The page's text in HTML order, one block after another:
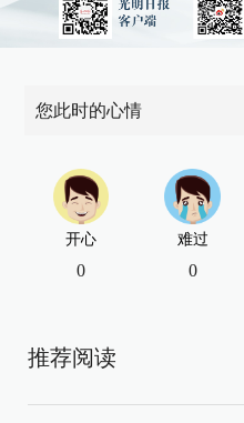
您此时的心情
开心
0
难过
0
推荐阅读